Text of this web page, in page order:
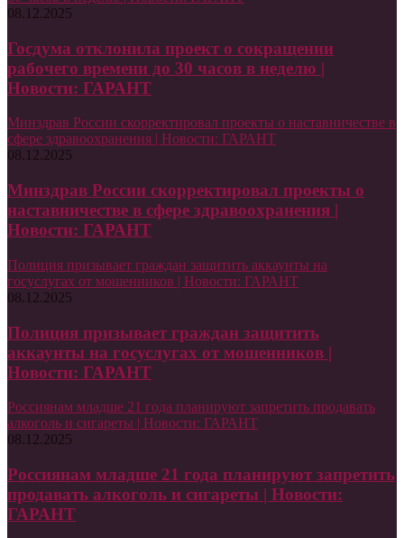
08.12.2025
Госдума отклонила проект о сокращении
рабочего времени до 30 часов в неделю |
Новости: ГАРАНТ
Минздрав России скорректировал проекты о наставничестве в
сфере здравоохранения | Новости: ГАРАНТ
08.12.2025
Минздрав России скорректировал проекты о
наставничестве в сфере здравоохранения |
Новости: ГАРАНТ
Полиция призывает граждан защитить аккаунты на
госуслугах от мошенников | Новости: ГАРАНТ
08.12.2025
Полиция призывает граждан защитить
аккаунты на госуслугах от мошенников |
Новости: ГАРАНТ
Россиянам младше 21 года планируют запретить продавать
алкоголь и сигареты | Новости: ГАРАНТ
08.12.2025
Россиянам младше 21 года планируют запретить
продавать алкоголь и сигареты | Новости:
ГАРАНТ